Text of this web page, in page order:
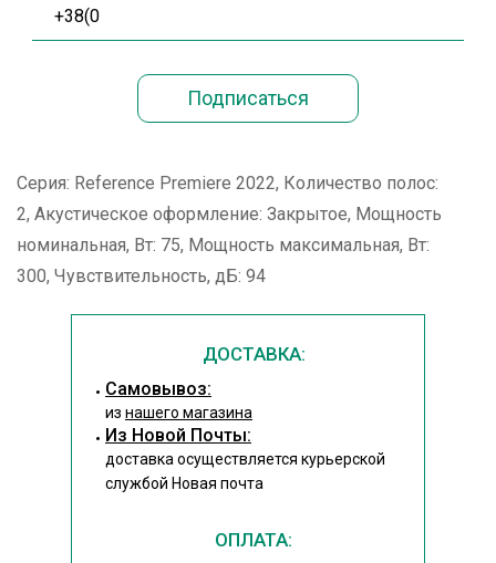
Серия: Reference Premiere 2022, Количество полос:
2, Акустическое оформление: Закрытое, Мощность
номинальная, Вт: 75, Мощность максимальная, Вт:
300, Чувствительность, дБ: 94
ДОСТАВКА:
Cамовывоз:
из нашего магазина
Из Новой Почты:
доставка осуществляется курьерской
службой Новая почта
ОПЛАТА: